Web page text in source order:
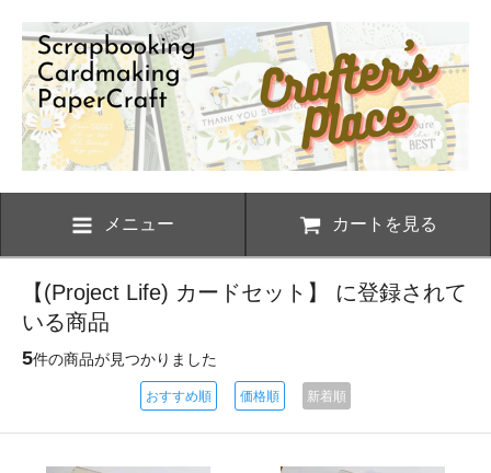
メニュー カートを見る
【(Project Life) カードセット】 に登録されて
いる商品
5件の商品が見つかりました
おすすめ順 価格順 新着順